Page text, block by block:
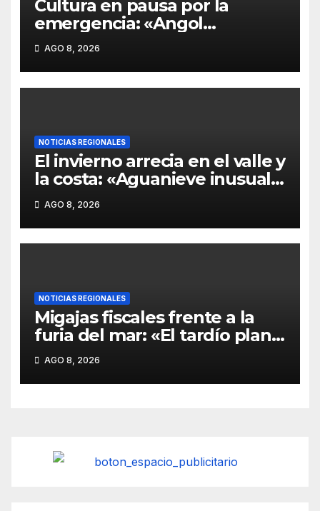
Cultura en pausa por la
emergencia: «Angol
suspende el tradicional
festival «Brotes de Chile»
ante la incapacidad estatal de
financiar la reconstrucción»
AGO 8, 2026
NOTICIAS REGIONALES
El invierno arrecia en el valle y
la costa: «Aguanieve inusual
en Carahue y Victoria expone
la vulnerabilidad de las rutas
de La Araucanía»
AGO 8, 2026
NOTICIAS REGIONALES
Migajas fiscales frente a la
furia del mar: «El tardío plan
de mitigación para la pesca
artesanal que no cubre el
desastre costero»
AGO 8, 2026